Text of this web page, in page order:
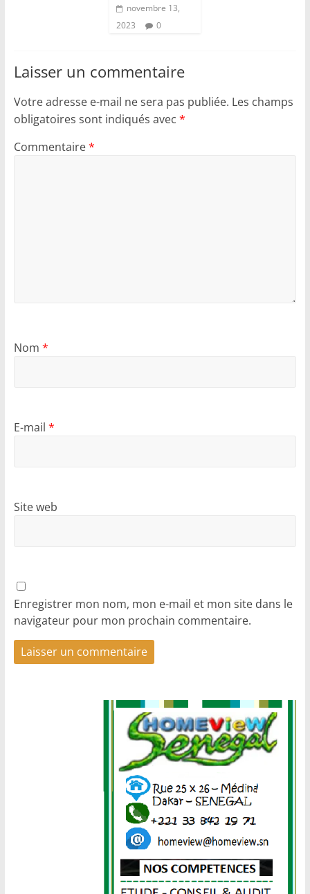
novembre 13,
2023
0
Laisser un commentaire
Votre adresse e-mail ne sera pas publiée. Les champs
obligatoires sont indiqués avec *
Commentaire*
Nom *
E-mail *
Site web
Enregistrer mon nom, mon e-mail et mon site dans le
navigateur pour mon prochain commentaire.